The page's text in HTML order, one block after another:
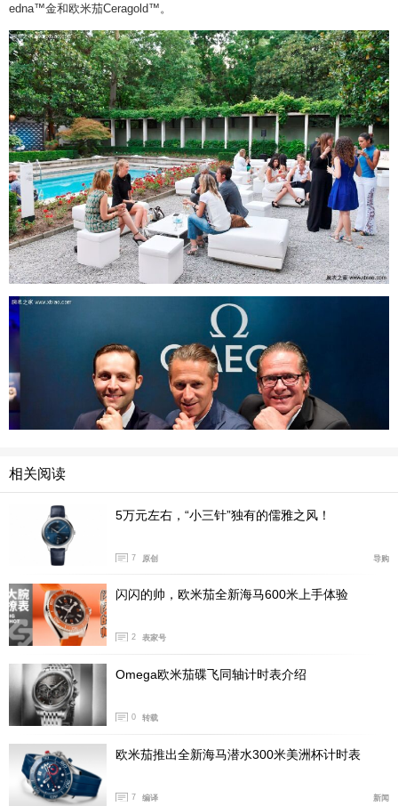
edna™金和欧米茄Ceragold™。
海马系列海洋宇宙“深海之黑”腕表搭载Calibre 8906机芯，经过业内最
高水平的至臻天文台认证，能够抵抗高达15,000高斯的强大磁场，欧米茄
制表师现场展示腕表的非凡抗磁性能。
相关阅读
5万元左右，“小三针”独有的儒雅之风！
7 原创 导购
闪闪的帅，欧米茄全新海马600米上手体验
2 表家号
Omega欧米茄碟飞同轴计时表介绍
0 转载
欧米茄推出全新海马潜水300米美洲杯计时表
7 编译 新闻